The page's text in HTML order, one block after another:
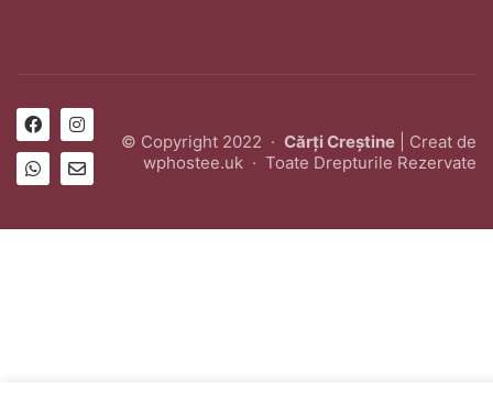
© Copyright 2022 · Cărți Creștine | Creat de
wphostee.uk · Toate Drepturile Rezervate